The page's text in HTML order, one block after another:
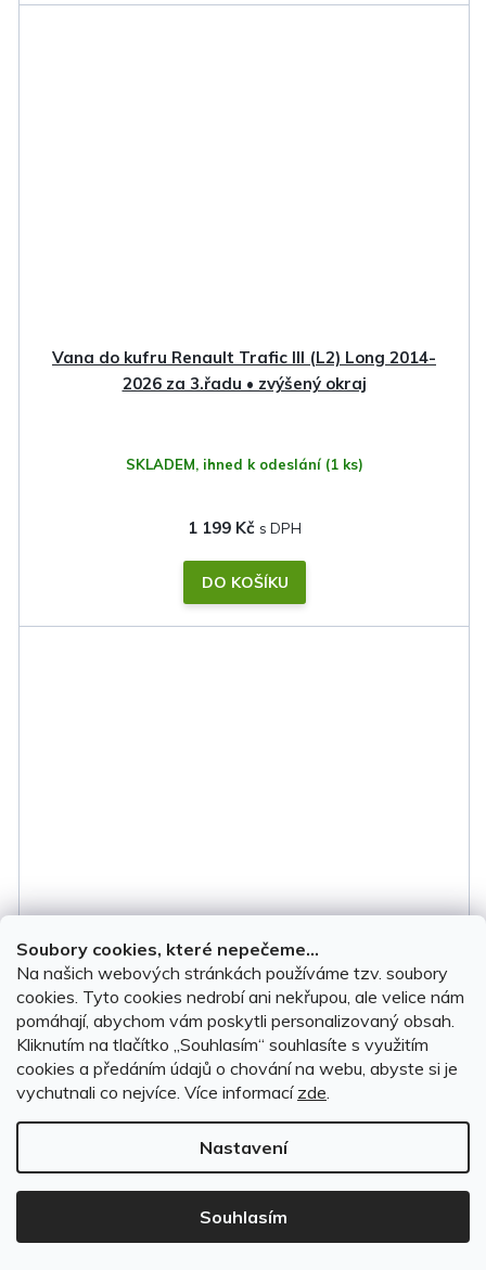
Soubory cookies, které nepečeme...
Na našich webových stránkách používáme tzv. soubory
cookies. Tyto cookies nedrobí ani nekřupou, ale velice nám
pomáhají, abychom vám poskytli personalizovaný obsah.
Kliknutím na tlačítko ,,Souhlasím“ souhlasíte s využitím
cookies a předáním údajů o chování na webu, abyste si je
vychutnali co nejvíce. Více informací zde.
Nastavení
Souhlasím
Vana do kufru Renault Trafic III (L2) Long 2014-
2026 za 3.řadu • zvýšený okraj
SKLADEM, ihned k odeslání (1 ks)
1 199 Kč
DO KOŠÍKU
Autopotahy Renault Trafic III 2014-2026 • přední •
spolujezdec
SKLADEM, ihned k odeslání(4 sada)
999 Kč